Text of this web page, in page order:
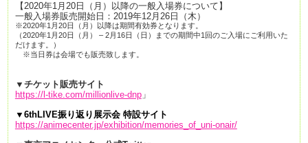
【2020年1月20日（月）以降の一般入場券について】
一般入場券販売開始日：2019年12月26日（木）
※2020年1月20日（月）以降は期間有効券となります。
（2020年1月20日（月） – 2月16日（日）までの期間中1回のご入場にご利用いた
だけます。）
※当日券は会場でも販売致します。
▼チケット販売サイト
https://l-tike.com/millionlive-dnp」
▼6thLIVE振り返り展示会 特設サイト
https://animecenter.jp/exhibition/memories_of_uni-onair/